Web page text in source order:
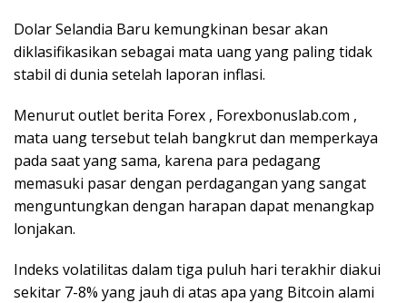
Dolar Selandia Baru kemungkinan besar akan
diklasifikasikan sebagai mata uang yang paling tidak
stabil di dunia setelah laporan inflasi.
Menurut outlet berita Forex , Forexbonuslab.com ,
mata uang tersebut telah bangkrut dan memperkaya
pada saat yang sama, karena para pedagang
memasuki pasar dengan perdagangan yang sangat
menguntungkan dengan harapan dapat menangkap
lonjakan.
Indeks volatilitas dalam tiga puluh hari terakhir diakui
sekitar 7-8% yang jauh di atas apa yang Bitcoin alami